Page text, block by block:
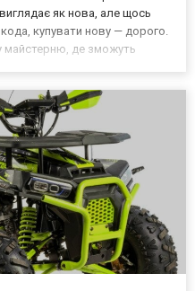
як нова, але щось
купувати нову — дорого.
майстерню, де зможуть